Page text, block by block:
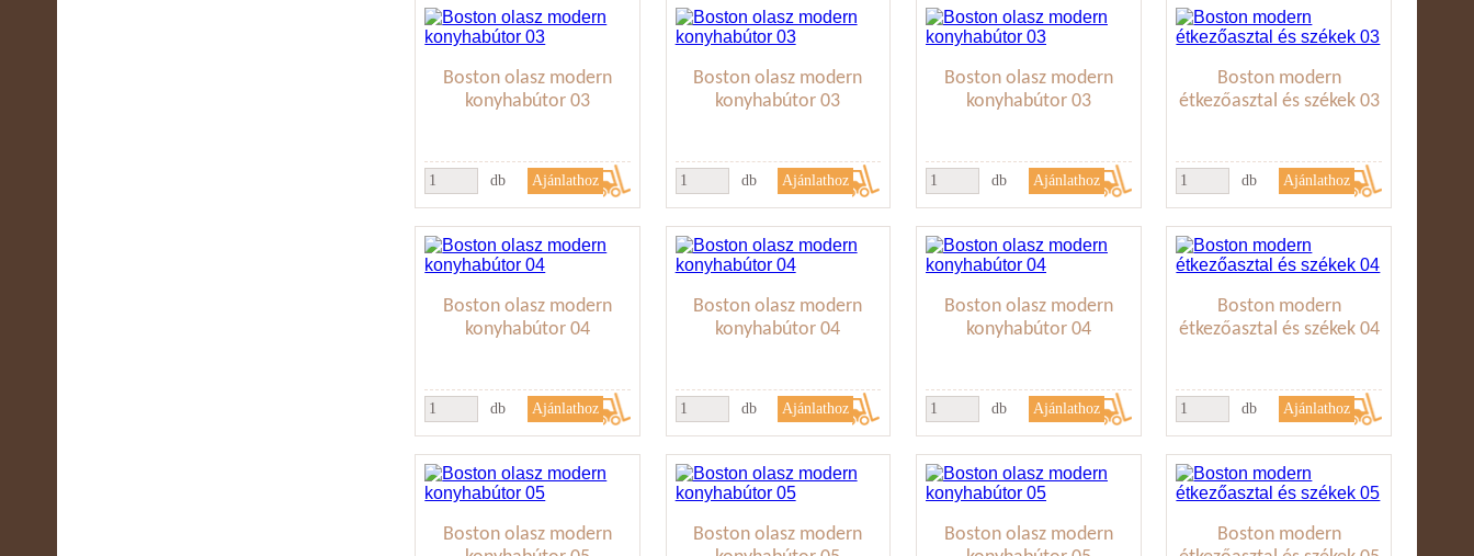
Boston olasz modern
konyhabútor 03
db
Boston olasz modern
konyhabútor 03
db
Boston olasz modern
konyhabútor 03
db
Boston modern
étkezőasztal és székek 03
db
Boston olasz modern
konyhabútor 04
db
Boston olasz modern
konyhabútor 04
db
Boston olasz modern
konyhabútor 04
db
Boston modern
étkezőasztal és székek 04
db
Boston olasz modern
Boston olasz modern
Boston olasz modern
Boston modern